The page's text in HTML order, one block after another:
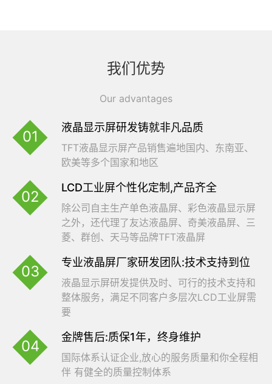
我们优势
液晶显示屏研发铸就非凡品质
TFT液晶显示屏产品销售遍地国内、东南亚、
欧美等多个国家和地区
LCD工业屏个性化定制,产品齐全
除公司自主生产单色液晶屏、彩色液晶显示屏
之外，还代理了友达液晶屏、奇美液晶屏、三
菱、群创、天马等品牌TFT液晶屏
专业液晶屏厂家研发团队:技术支持到位
液晶显示屏研发提供及时、可行的技术支持和
整体服务，满足不同客户多层次LCD工业屏需
要
金牌售后:质保1年，终身维护
国际体系认证企业,放心的服务质量和你全程相
伴 有健全的质量控制体系